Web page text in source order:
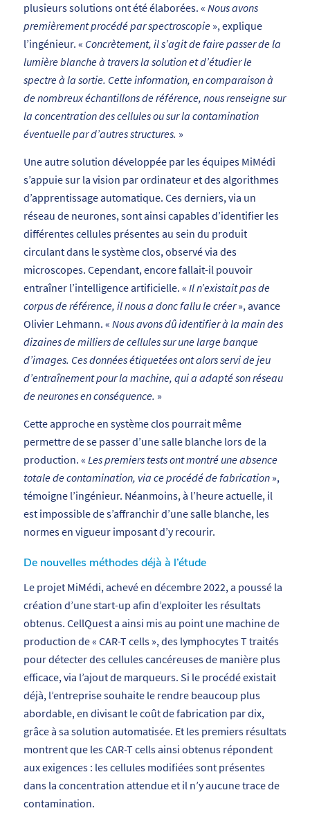
plusieurs solutions ont été élaborées. « Nous avons
premièrement procédé par spectroscopie», explique
l’ingénieur. « Concrètement, il s’agit de faire passer de la
lumière blanche à travers la solution et d’étudier le
spectre à la sortie. Cette information, en comparaison à
de nombreux échantillons de référence, nous renseigne sur
la concentration des cellules ou sur la contamination
éventuelle par d’autres structures. »
Une autre solution développée par les équipes MiMédi
s’appuie sur la vision par ordinateur et des algorithmes
d’apprentissage automatique. Ces derniers, via un
réseau de neurones, sont ainsi capables d’identifier les
différentes cellules présentes au sein du produit
circulant dans le système clos, observé via des
microscopes. Cependant, encore fallait-il pouvoir
entraîner l’intelligence artificielle. « Il n’existait pas de
corpus de référence, il nous a donc fallu le créer», avance
Olivier Lehmann. « Nous avons dû identifier à la main des
dizaines de milliers de cellules sur une large banque
d’images. Ces données étiquetées ont alors servi de jeu
d’entraînement pour la machine, qui a adapté son réseau
de neurones en conséquence. »
Cette approche en système clos pourrait même
permettre de se passer d’une salle blanche lors de la
production. « Les premiers tests ont montré une absence
totale de contamination, via ce procédé de fabrication»,
témoigne l’ingénieur. Néanmoins, à l’heure actuelle, il
est impossible de s’affranchir d’une salle blanche, les
normes en vigueur imposant d’y recourir.
De nouvelles méthodes déjà à l’étude
Le projet MiMédi, achevé en décembre 2022, a poussé la
création d’une start-up afin d’exploiter les résultats
obtenus. CellQuest a ainsi mis au point une machine de
production de « CAR-T cells », des lymphocytes T traités
pour détecter des cellules cancéreuses de manière plus
efficace, via l’ajout de marqueurs. Si le procédé existait
déjà, l’entreprise souhaite le rendre beaucoup plus
abordable, en divisant le coût de fabrication par dix,
grâce à sa solution automatisée. Et les premiers résultats
montrent que les CAR-T cells ainsi obtenus répondent
aux exigences : les cellules modifiées sont présentes
dans la concentration attendue et il n’y aucune trace de
contamination.